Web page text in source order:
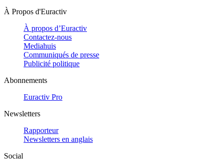
À Propos d'Euractiv
À propos d’Euractiv
Contactez-nous
Mediahuis
Communiqués de presse
Publicité politique
Abonnements
Euractiv Pro
Newsletters
Rapporteur
Newsletters en anglais
Social